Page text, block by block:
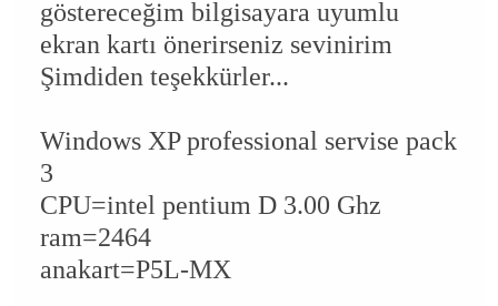
göstereceğim bilgisayara uyumlu
ekran kartı önerirseniz sevinirim
Şimdiden teşekkürler...
Windows XP professional servise pack
3
CPU=intel pentium D 3.00 Ghz
ram=2464
anakart=P5L-MX